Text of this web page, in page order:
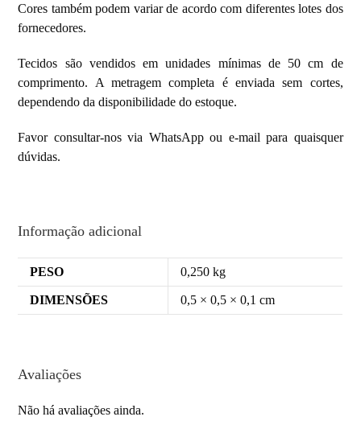
Cores também podem variar de acordo com diferentes lotes dos
fornecedores.
Tecidos são vendidos em unidades mínimas de 50 cm de
comprimento. A metragem completa é enviada sem cortes,
dependendo da disponibilidade do estoque.
Favor consultar-nos via WhatsApp ou e-mail para quaisquer
dúvidas.
Informação adicional
PESO 0,250 kg
DIMENSÕES 0,5 × 0,5 × 0,1 cm
Avaliações
Não há avaliações ainda.